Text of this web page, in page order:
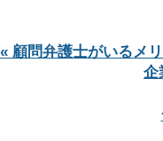
« 顧問弁護士がいるメ
企